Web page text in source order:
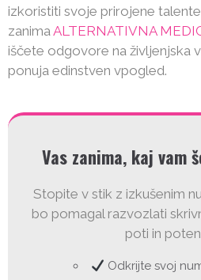
izkoristiti svoje prirojene
zanimaALTERNATIVNA
iščete odgovore na življenjska
ponuja edinstven vpogled.
Vas zanima, kaj vam
Stopite v stik z izkušenim
bo pomagal razvozlati
poti in
Odkrijte svoj